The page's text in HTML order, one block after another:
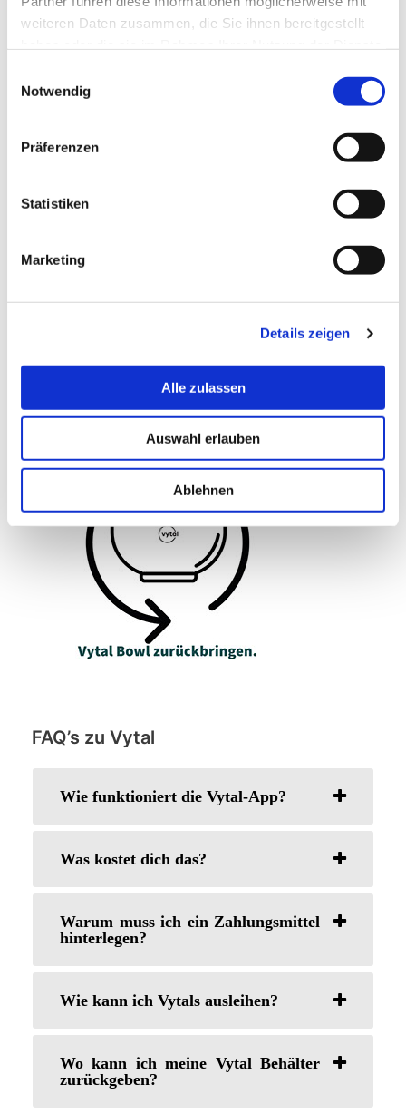
weiteren Daten zusammen, die Sie ihnen bereitgestellt
Notwendig
Präferenzen
Statistiken
Marketing
Details zeigen
Alle zulassen
Auswahl erlauben
Ablehnen
FAQ’s zu Vytal
Wie funktioniert die Vytal-App?
Was kostet dich das?
Warum muss ich ein Zahlungsmittel
hinterlegen?
Wie kann ich Vytals ausleihen?
Wo kann ich meine Vytal Behälter
zurückgeben?